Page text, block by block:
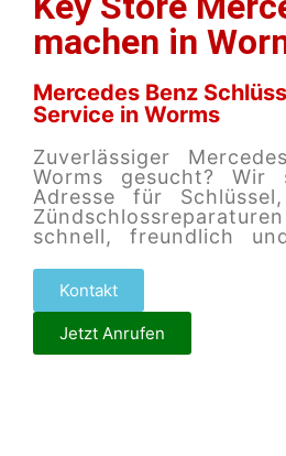
machen in
Mercedes Benz
Service in Worms
Zuverlässiger
Worms gesucht?
Adresse für Schlüssel,
schnell, freundlich
Kontakt
Jetzt Anrufen